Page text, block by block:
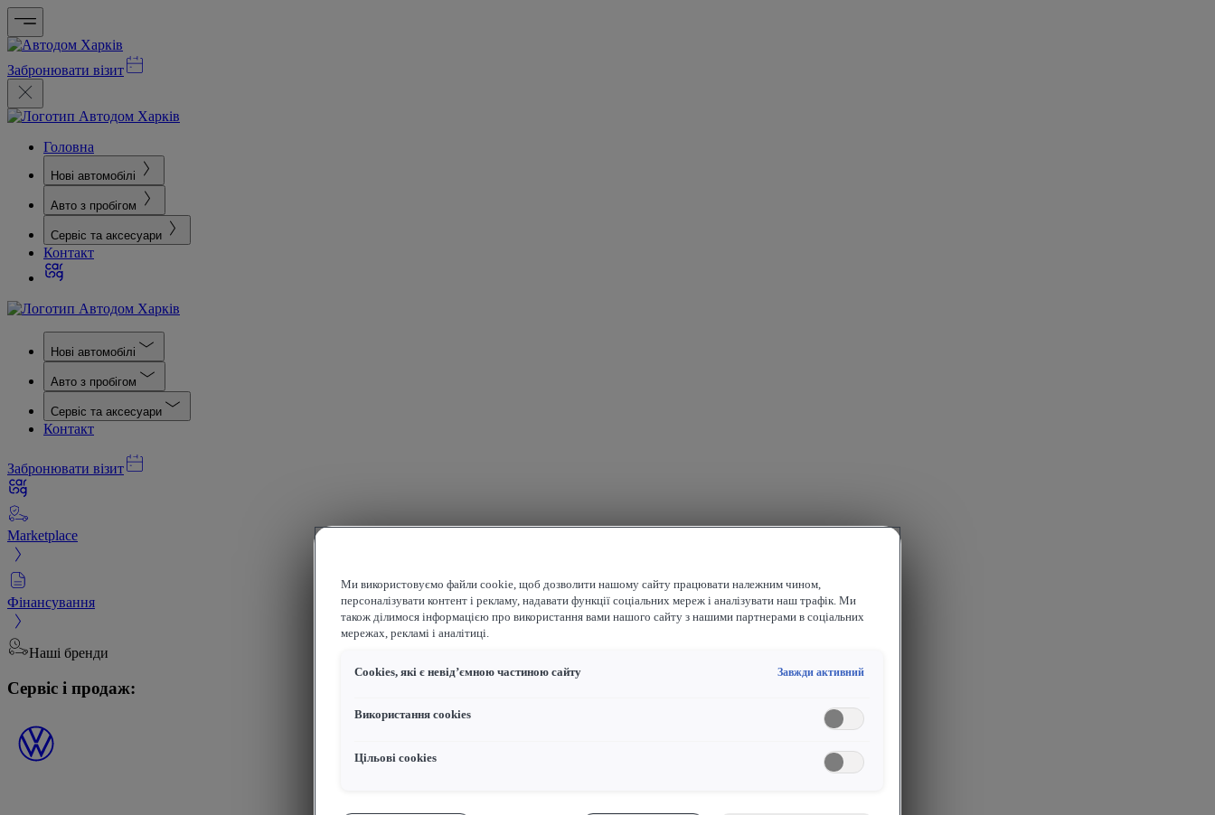
Забронювати візит
Головна
Нові автомобілі
Авто з пробігом
Сервіс та аксесуари
Контакт
Нові автомобілі
Авто з пробігом
Сервіс та аксесуари
Контакт
Забронювати візит
Marketplace
Фінансування
Наші бренди
Сервіс і продаж:
Ми використовуємо файли cookie, щоб дозволити нашому сайту працювати належним чином,
персоналізувати контент і рекламу, надавати функції соціальних мереж і аналізувати наш трафік. Ми
також ділимося інформацією про використання вами нашого сайту з нашими партнерами в соціальних
мережах, рекламі і аналітиці.
Сookies, які є невід’ємною частиною сайту Завжди активний
Використання cookies
Цільові сookies